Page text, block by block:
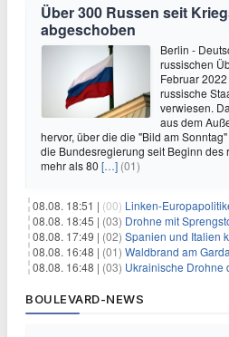
Über 300 Russen seit
abgeschoben
Berlin -
russischen
Februar
russische
verwiesen.
aus dem
hervor, über die die "Bild am
die Bundesregierung seit Beginn des
mehr als 80 […] (01)
08.08. 18:51 | (00) Linken-Europapolitiker
08.08. 18:45 | (03) Drohne mit Sprengstoff
08.08. 17:49 | (02) Spanien und Italien
08.08. 16:48 | (01) Waldbrand am
08.08. 16:48 | (03) Ukrainische Drohne
BOULEVARD-NEWS